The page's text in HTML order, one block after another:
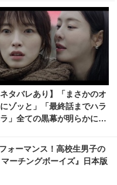
ネタバレあり】「まさかのオ
ゾッと」「最終話までハラ
」全ての黒幕が明らかに…
ォーマンス！高校生男子の
ーチングボーイズ』日本版